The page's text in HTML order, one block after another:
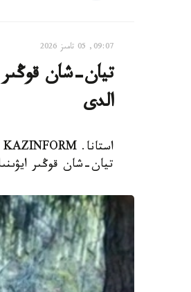
09:07, 05 تامىز 2026
تيان-شان قوڭىر
الدى
تيان-شان قوڭىر